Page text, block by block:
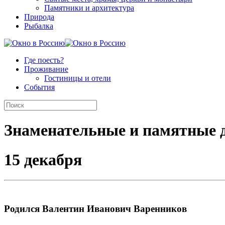
Памятники и архитектура
Природа
Рыбалка
Где поесть?
Проживание
Гостиницы и отели
События
Знаменательные и памятные
15 декабря
Родился Валентин Иванович Варенников